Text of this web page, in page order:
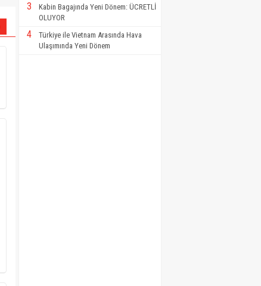
3
Kabin Bagajında Yeni Dönem: ÜCRETLİ
OLUYOR
4
Türkiye ile Vietnam Arasında Hava
Ulaşımında Yeni Dönem